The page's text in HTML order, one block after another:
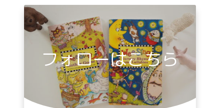
フォローはこちら